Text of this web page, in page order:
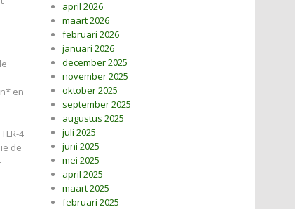
en
4
de
april 2026
maart 2026
februari 2026
januari 2026
december 2025
november 2025
oktober 2025
september 2025
augustus 2025
juli 2025
juni 2025
mei 2025
april 2025
maart 2025
februari 2025